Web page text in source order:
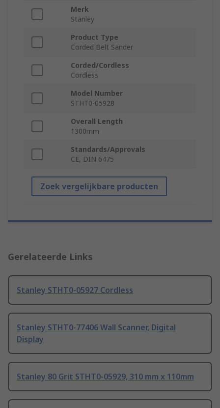
Merk
Stanley
Product Type
Corded Belt Sander
Corded/Cordless
Cordless
Model Number
STHT0-05928
Overall Length
1300mm
Standards/Approvals
CE, DIN 6475
Zoek vergelijkbare producten
Gerelateerde Links
Stanley STHT0-05927 Cordless
Stanley STHT0-77406 Wall Scanner, Digital
Display
Stanley 80 Grit STHT0-05929, 310 mm x 110mm